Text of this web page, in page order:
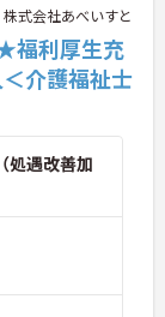
株式会社あべいすと
福利厚生充
介護福祉士
処遇改善加